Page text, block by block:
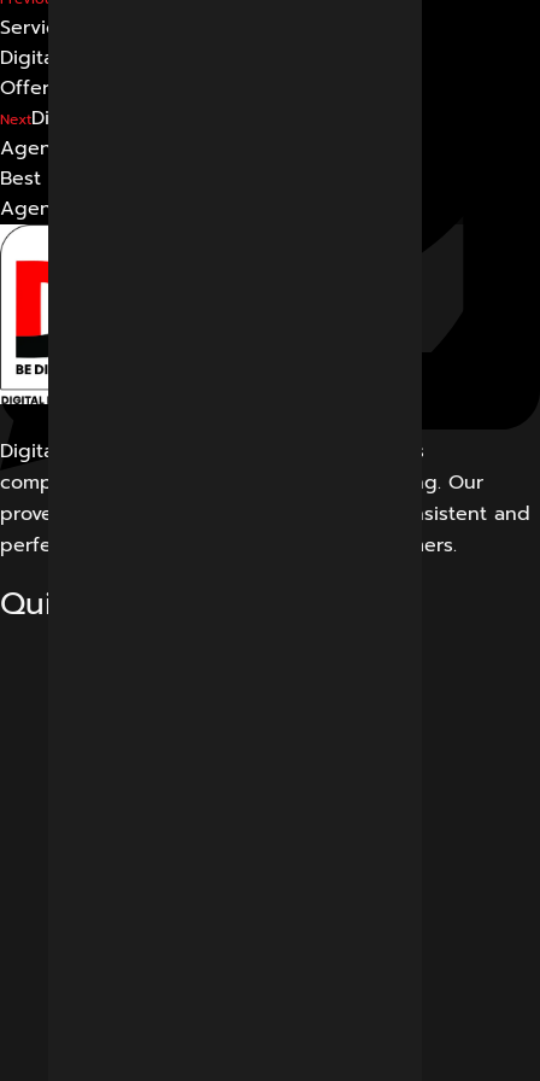
Services: What Services a
Digital Marketing Agency
Offers
NextDigital Marketing
Agency: How to Choose the
Best Digital Marketing
Agency
Digital Marketing Indore offers its customers
comprehensive solutions for digital marketing. Our
proven work results allow us to create a consistent and
perfect experience for our potential customers.
Quick Links